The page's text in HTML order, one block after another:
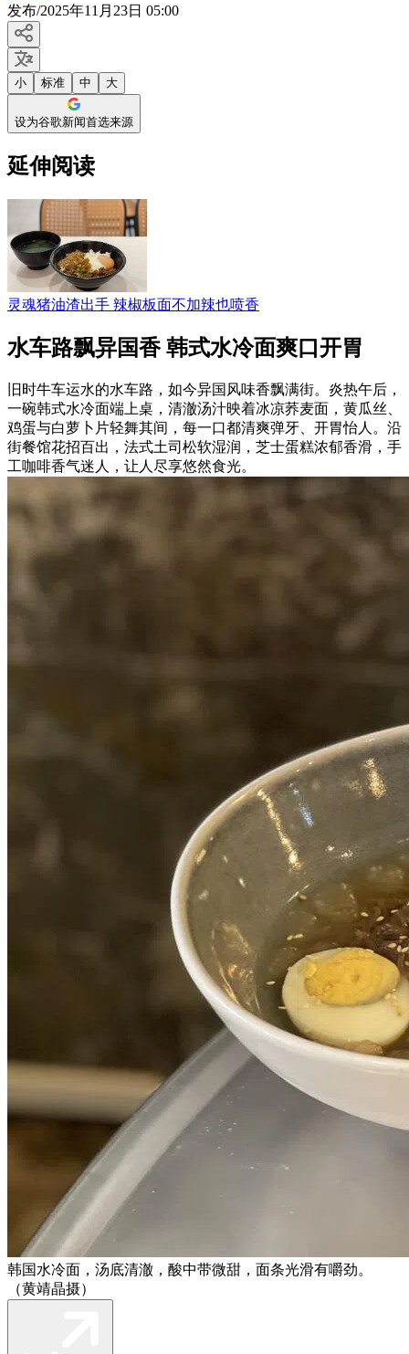
发布/2025年11月23日 05:00
小 标准 中 大
设为谷歌新闻首选来源
延伸阅读
灵魂猪油渣出手 辣椒板面不加辣也喷香
水车路飘异国香 韩式水冷面爽口开胃
旧时牛车运水的水车路，如今异国风味香飘满街。炎热午后，
一碗韩式水冷面端上桌，清澈汤汁映着冰凉荞麦面，黄瓜丝、
鸡蛋与白萝卜片轻舞其间，每一口都清爽弹牙、开胃怡人。沿
街餐馆花招百出，法式土司松软湿润，芝士蛋糕浓郁香滑，手
工咖啡香气迷人，让人尽享悠然食光。
韩国水冷面，汤底清澈，酸中带微甜，面条光滑有嚼劲。
（黄靖晶摄）